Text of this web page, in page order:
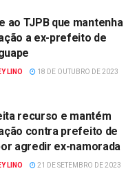
ao TJPB que mantenha
a ex-prefeito de
LINO 18 DE OUTUBRO DE 2023
recurso e mantém
contra prefeito de
agredir ex-namorada
LINO 21 DE SETEMBRO DE 2023